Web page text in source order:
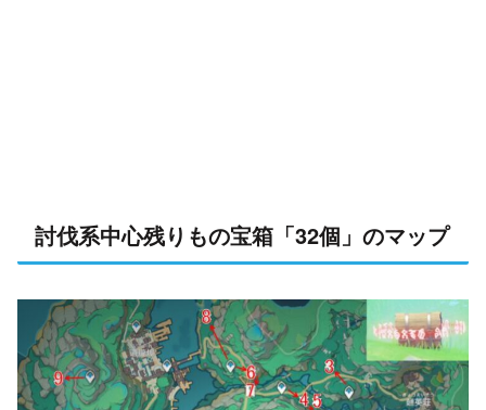
討伐系中心残りもの宝箱「32個」のマップ